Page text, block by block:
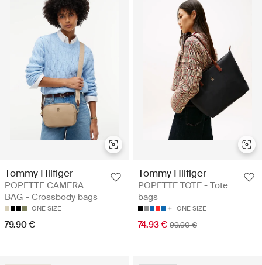
Tommy Hilfiger
POPETTE CAMERA
BAG - Crossbody bags
ONE SIZE
79.90 €
Tommy Hilfiger
POPETTE TOTE - Tote
bags
ONE SIZE
74.93 € 99.90 €